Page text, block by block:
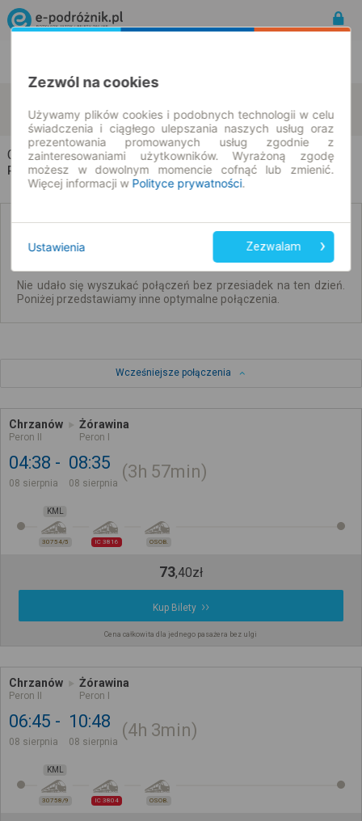
08.08.2026 | -- : --
zmień kryteria
Chrzanów → Żórawina
Rozkład jazdy i bilety
Brak połączeń bezpośrednich. Sprawdź
połączenia z przesiadkami.
Nie udało się wyszukać połączeń bez przesiadek na ten dzień.
Poniżej przedstawiamy inne optymalne połączenia.
Wcześniejsze połączenia
Chrzanów
Peron II
Żórawina
Peron I
04:38
08 sierpnia
08:35
08 sierpnia
3h 57min
KML
30754/5 IC 3816 OSOB.
73,40zł
Kup Bilety
Cena całkowita dla jednego pasażera bez ulgi
Chrzanów
Peron II
Żórawina
Peron I
06:45
08 sierpnia
10:48
08 sierpnia
4h 3min
KML
30758/9 IC 3804 OSOB.
Zezwól na cookies
Używamy plików cookies i podobnych technologii w celu
świadczenia i ciągłego ulepszania naszych usług oraz
prezentowania promowanych usług zgodnie z
zainteresowaniami użytkowników. Wyrażoną zgodę
możesz w dowolnym momencie cofnąć lub zmienić.
Więcej informacji w Polityce prywatności.
Ustawienia Zezwalam